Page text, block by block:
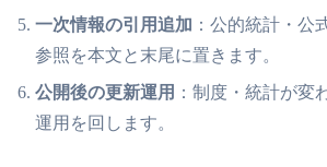
一次情報の引用追加 ：公的統計・公
参照を本文と末尾に置きます。
公開後の更新運用 ：制度・統計が変
運用を回します。